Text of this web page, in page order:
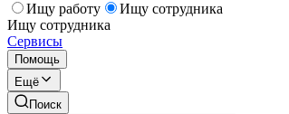
Ищу работу
Ищу сотрудника
Ищу сотрудника
Сервисы
Помощь
Ещё
Поиск